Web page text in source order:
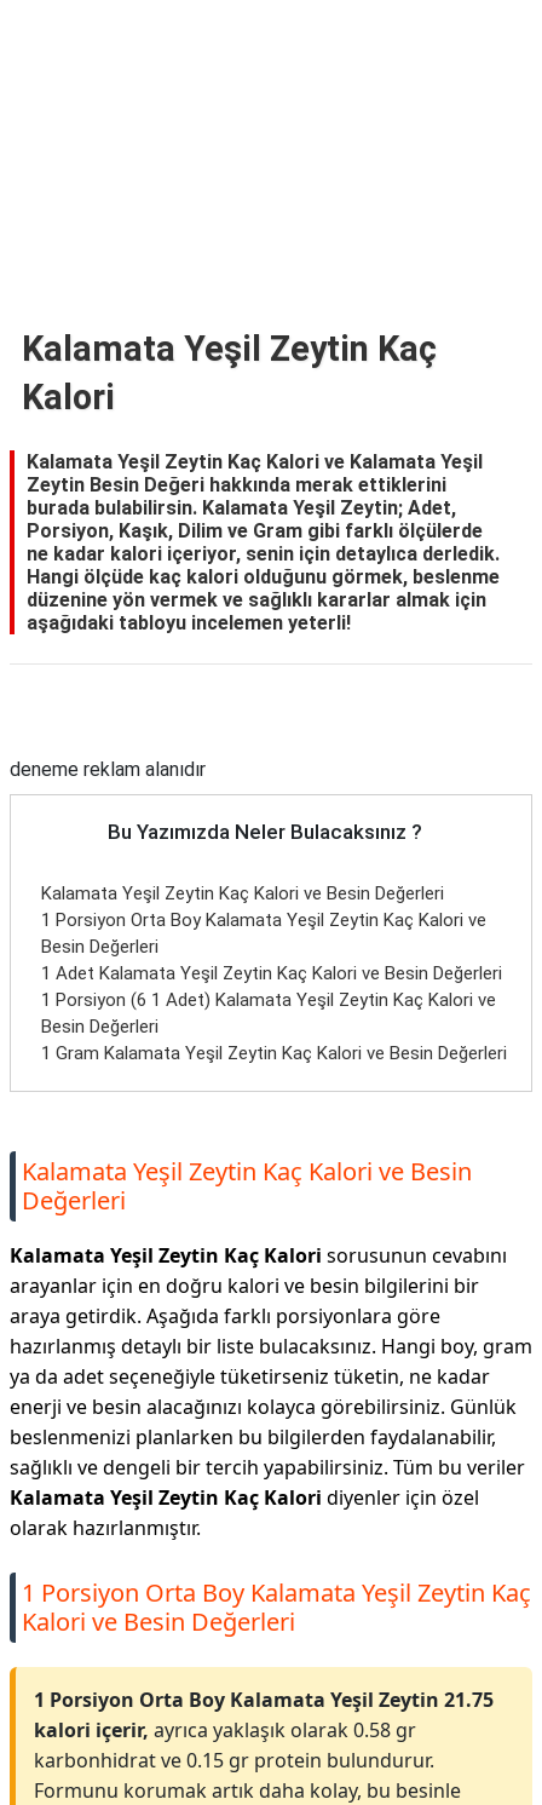
Kalamata Yeşil Zeytin Kaç
Kalori
Kalamata Yeşil Zeytin Kaç Kalori ve Kalamata Yeşil
Zeytin Besin Değeri hakkında merak ettiklerini
burada bulabilirsin. Kalamata Yeşil Zeytin; Adet,
Porsiyon, Kaşık, Dilim ve Gram gibi farklı ölçülerde
ne kadar kalori içeriyor, senin için detaylıca derledik.
Hangi ölçüde kaç kalori olduğunu görmek, beslenme
düzenine yön vermek ve sağlıklı kararlar almak için
aşağıdaki tabloyu incelemen yeterli!
deneme reklam alanıdır
Bu Yazımızda Neler Bulacaksınız ?
Kalamata Yeşil Zeytin Kaç Kalori ve Besin Değerleri
1 Porsiyon Orta Boy Kalamata Yeşil Zeytin Kaç Kalori ve
Besin Değerleri
1 Adet Kalamata Yeşil Zeytin Kaç Kalori ve Besin Değerleri
1 Porsiyon (6 1 Adet) Kalamata Yeşil Zeytin Kaç Kalori ve
Besin Değerleri
1 Gram Kalamata Yeşil Zeytin Kaç Kalori ve Besin Değerleri
Kalamata Yeşil Zeytin Kaç Kalori ve Besin
Değerleri
Kalamata Yeşil Zeytin Kaç Kalori sorusunun cevabını
arayanlar için en doğru kalori ve besin bilgilerini bir
araya getirdik. Aşağıda farklı porsiyonlara göre
hazırlanmış detaylı bir liste bulacaksınız. Hangi boy, gram
ya da adet seçeneğiyle tüketirseniz tüketin, ne kadar
enerji ve besin alacağınızı kolayca görebilirsiniz. Günlük
beslenmenizi planlarken bu bilgilerden faydalanabilir,
sağlıklı ve dengeli bir tercih yapabilirsiniz. Tüm bu veriler
Kalamata Yeşil Zeytin Kaç Kalori diyenler için özel
olarak hazırlanmıştır.
1 Porsiyon Orta Boy Kalamata Yeşil Zeytin Kaç
Kalori ve Besin Değerleri
1 Porsiyon Orta Boy Kalamata Yeşil Zeytin 21.75
kalori içerir, ayrıca yaklaşık olarak 0.58 gr
karbonhidrat ve 0.15 gr protein bulundurur.
Formunu korumak artık daha kolay, bu besinle